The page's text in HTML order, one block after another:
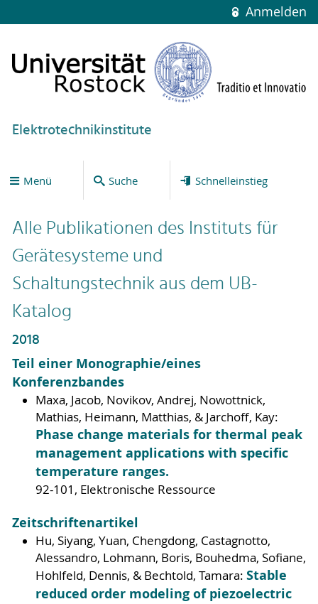
Anmelden
Elektrotechnikinstitute
Menü Suche Schnelleinstieg
Alle Publikationen des Instituts für
Gerätesysteme und
Schaltungstechnik aus dem UB-
Katalog
2018
Teil einer Monographie/eines
Konferenzbandes
Maxa, Jacob, Novikov, Andrej, Nowottnick,
Mathias, Heimann, Matthias, & Jarchoff, Kay:
Phase change materials for thermal peak
management applications with specific
temperature ranges.
92-101, Elektronische Ressource
Zeitschriftenartikel
Hu, Siyang, Yuan, Chengdong, Castagnotto,
Alessandro, Lohmann, Boris, Bouhedma, Sofiane,
Hohlfeld, Dennis, & Bechtold, Tamara: Stable
reduced order modeling of piezoelectric